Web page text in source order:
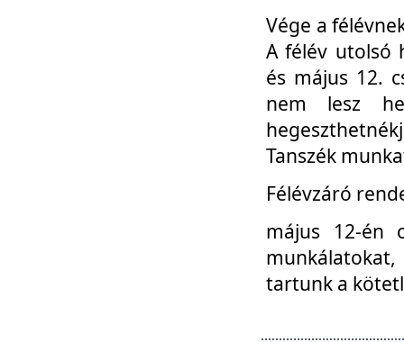
Vége a
A félév utolsó
és május 12.
nem lesz
Tanszék
Félévzáró
május 12-én
tartunk a